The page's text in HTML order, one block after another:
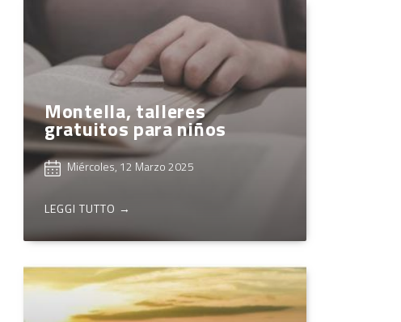
Montella, talleres
gratuitos para niños
Miércoles, 12 Marzo 2025
LEGGI TUTTO →